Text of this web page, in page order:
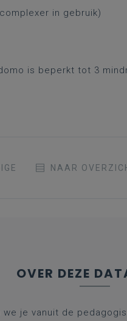
in gebruik)
is beperkt tot 3
NAAR
OVER DEZE
we je vanuit de